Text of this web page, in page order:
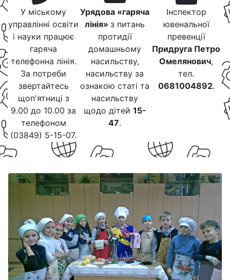
У міському
управлінні освіти
і науки працює
гаряча
телефонна лінія.
За потреби
звертайтесь
щоп'ятниці з
9.00 до 10.00 за
телефоном
(03849) 5-15-07.
Урядова «гаряча
лінія» з питань
протидії
домашньому
насильству,
насильству за
ознакою статі та
насильству
щодо дітей 15-
47.
Інспектор
ювенальної
превенції
Придруга Петро
Омелянович,
тел.
0681004892.